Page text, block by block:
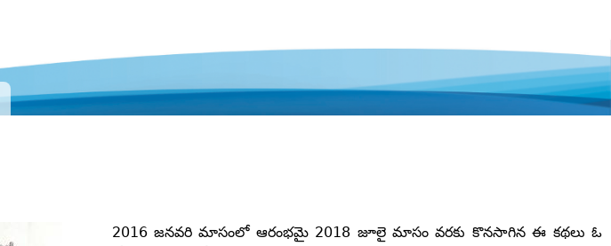
2016 జనవరి మాసంలో ఆరంభమై 2018 జూలై మాసం వరకు కొనసాగిన ఈ కథలు ఓ